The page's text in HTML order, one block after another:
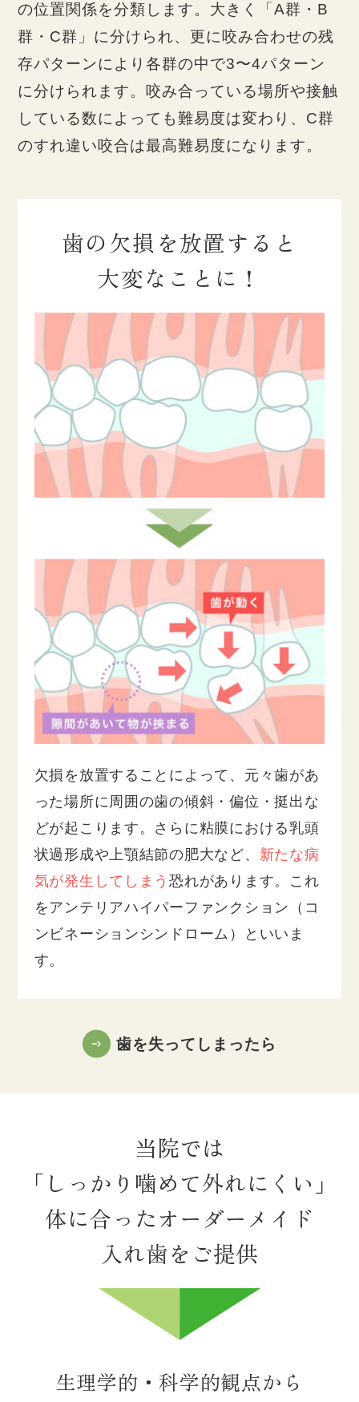
の位置関係を分類します。大きく「A群・B
群・C群」に分けられ、更に咬み合わせの残
存パターンにより各群の中で3〜4パターン
に分けられます。咬み合っている場所や接触
している数によっても難易度は変わり、C群
のすれ違い咬合は最高難易度になります。
歯の欠損を放置すると
大変なことに！
欠損を放置することによって、元々歯があ
った場所に周囲の歯の傾斜・偏位・挺出な
どが起こります。さらに粘膜における乳頭
状過形成や上顎結節の肥大など、 新たな病
気が発生してしまう恐れがあります。これ
をアンテリアハイパーファンクション（コ
ンビネーションシンドローム）といいま
す。
歯を失ってしまったら
当院では
「しっかり噛めて外れにくい」
体に合ったオーダーメイド
入れ歯をご提供
生理学的・科学的観点から